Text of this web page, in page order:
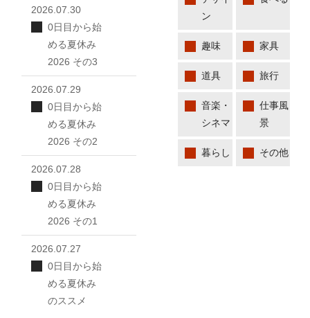
ン
趣味 家具
道具 旅行
音楽・
シネマ
仕事風
景
暮らし その他
2026.07.30
0日目から始
める夏休み
2026 その3
2026.07.29
0日目から始
める夏休み
2026 その2
2026.07.28
0日目から始
める夏休み
2026 その1
2026.07.27
0日目から始
める夏休み
のススメ